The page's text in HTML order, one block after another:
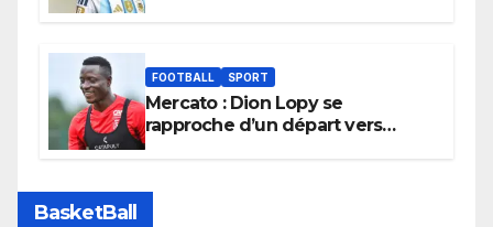
FOOTBALL SPORT
Mercato : Dion Lopy se
rapproche d’un départ vers
BasketBall